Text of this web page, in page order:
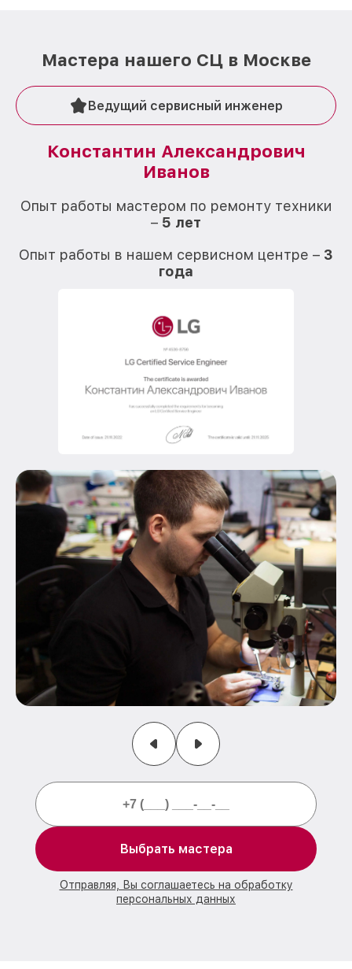
Мастера нашего СЦ в Москве
Ведущий сервисный инженер
Константин Александрович
Иванов
Опыт работы мастером по ремонту техники
– 5 лет
Опыт работы в нашем сервисном центре – 3
года
Выбрать мастера
Отправляя, Вы соглашаетесь на обработку
персональных данных